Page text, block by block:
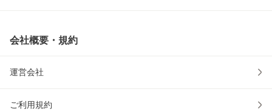
会社概要・規約
運営会社
ご利用規約